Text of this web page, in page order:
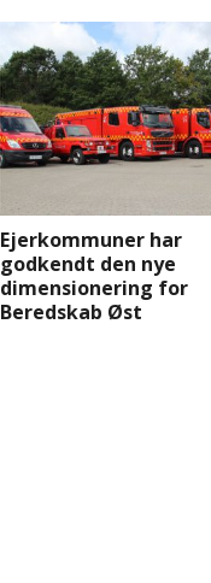
Ejerkommuner har
godkendt den nye
dimensionering for
Beredskab Øst